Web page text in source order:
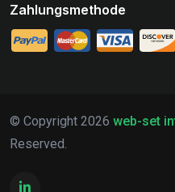
Zahlungsmethode
© Copyright 2026 web-set
Reserved.